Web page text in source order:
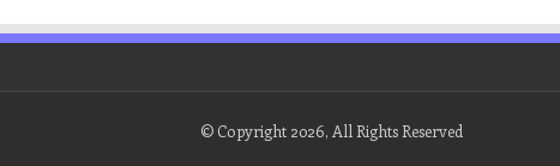
© Copyright 2026, All Rights Reserved